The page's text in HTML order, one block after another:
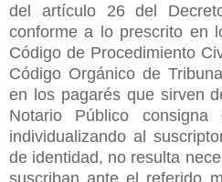
del artículo 26 del
conforme a lo prescrito en
Código de Procedimiento
Código Orgánico de
en los pagarés que sirven
Notario Público
individualizando al
de identidad, no resulta
suscriban ante el referido